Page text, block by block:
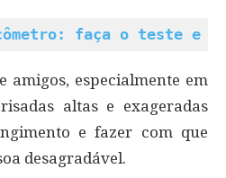
faça o teste e
amigos, especialmente em
altas e exageradas
e fazer com que
desagradável.